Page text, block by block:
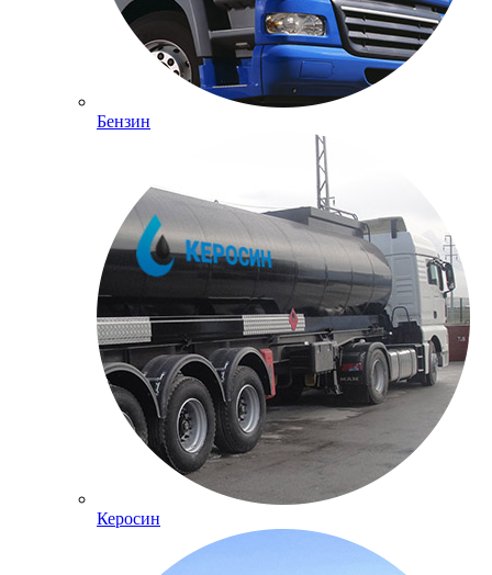
Бензин
Керосин